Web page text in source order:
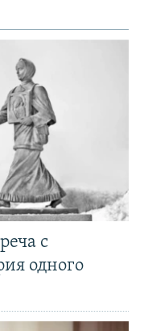
с
одного